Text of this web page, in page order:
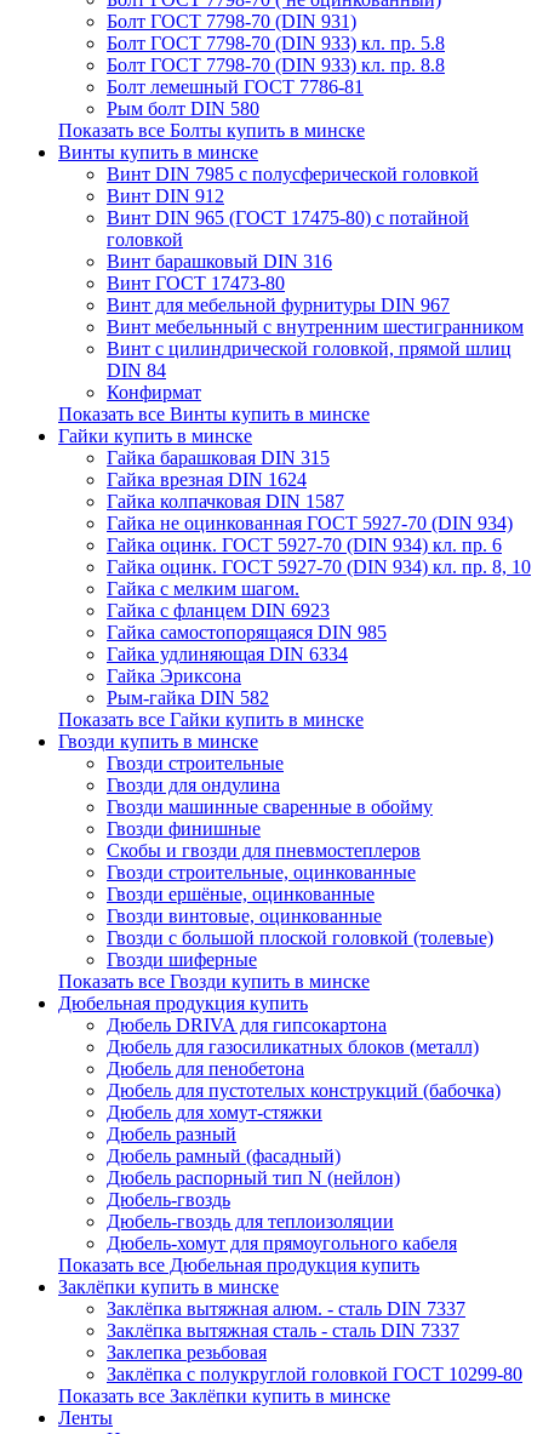
Болт ГОСТ 7798-70 (DIN 931)
Болт ГОСТ 7798-70 (DIN 933) кл. пр. 5.8
Болт ГОСТ 7798-70 (DIN 933) кл. пр. 8.8
Болт лемешный ГОСТ 7786-81
Рым болт DIN 580
Показать все Болты купить в минске
Винты купить в минске
Винт DIN 7985 с полусферической головкой
Винт DIN 912
Винт DIN 965 (ГОСТ 17475-80) с потайной
головкой
Винт барашковый DIN 316
Винт ГОСТ 17473-80
Винт для мебельной фурнитуры DIN 967
Винт мебельнный с внутренним шестигранником
Винт с цилиндрической головкой, прямой шлиц
DIN 84
Конфирмат
Показать все Винты купить в минске
Гайки купить в минске
Гайка барашковая DIN 315
Гайка врезная DIN 1624
Гайка колпачковая DIN 1587
Гайка не оцинкованная ГОСТ 5927-70 (DIN 934)
Гайка оцинк. ГОСТ 5927-70 (DIN 934) кл. пр. 6
Гайка оцинк. ГОСТ 5927-70 (DIN 934) кл. пр. 8, 10
Гайка с мелким шагом.
Гайка с фланцем DIN 6923
Гайка самостопорящаяся DIN 985
Гайка удлиняющая DIN 6334
Гайка Эриксона
Рым-гайка DIN 582
Показать все Гайки купить в минске
Гвозди купить в минске
Гвозди строительные
Гвозди для ондулина
Гвозди машинные сваренные в обойму
Гвозди финишные
Скобы и гвозди для пневмостеплеров
Гвозди строительные, оцинкованные
Гвозди ершёные, оцинкованные
Гвозди винтовые, оцинкованные
Гвозди с большой плоской головкой (толевые)
Гвозди шиферные
Показать все Гвозди купить в минске
Дюбельная продукция купить
Дюбель DRIVA для гипсокартона
Дюбель для газосиликатных блоков (металл)
Дюбель для пенобетона
Дюбель для пустотелых конструкций (бабочка)
Дюбель для хомут-стяжки
Дюбель разный
Дюбель рамный (фасадный)
Дюбель распорный тип N (нейлон)
Дюбель-гвоздь
Дюбель-гвоздь для теплоизоляции
Дюбель-хомут для прямоугольного кабеля
Показать все Дюбельная продукция купить
Заклёпки купить в минске
Заклёпка вытяжная алюм. - сталь DIN 7337
Заклёпка вытяжная сталь - сталь DIN 7337
Заклепка резьбовая
Заклёпка с полукруглой головкой ГОСТ 10299-80
Показать все Заклёпки купить в минске
Ленты